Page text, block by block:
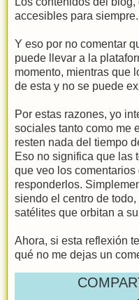
accesibles para siempre.
Y eso por no comentar
puede llevar a la
momento, mientras que
de esta y no se puede
Por estas razones, yo
sociales tanto como me
resten nada del tiempo
Eso no significa que las
que veo los
responderlos.
siendo el centro de
satélites que orbitan a
Ahora, si esta reflexión
qué no me dejas un